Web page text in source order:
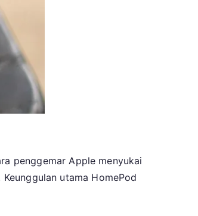
penggemar Apple menyukai
utama HomePod